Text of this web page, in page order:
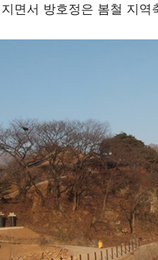
면서 방호정은 봄철 지